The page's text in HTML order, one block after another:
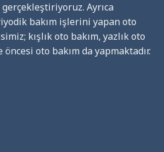
Ayrıca
bakım işlerini yapan oto
kışlık oto bakım, yazlık oto
öncesi oto bakım da yapmaktadır.